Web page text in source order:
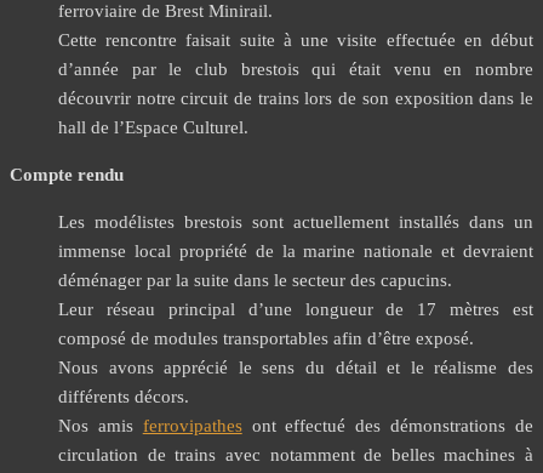
ferroviaire de Brest Minirail.
Cette rencontre faisait suite à une visite effectuée en début
d’année par le club brestois qui était venu en nombre
découvrir notre circuit de trains lors de son exposition dans le
hall de l’Espace Culturel.
Compte rendu
Les modélistes brestois sont actuellement installés dans un
immense local propriété de la marine nationale et devraient
déménager par la suite dans le secteur des capucins.
Leur réseau principal d’une longueur de 17 mètres est
composé de modules transportables afin d’être exposé.
Nous avons apprécié le sens du détail et le réalisme des
différents décors.
Nos amis ferrovipathesont effectué des démonstrations de
circulation de trains avec notamment de belles machines à